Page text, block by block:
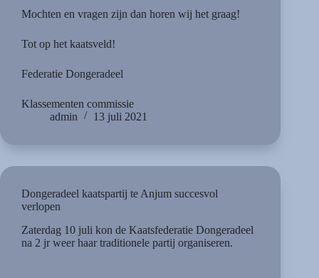
Mochten en vragen zijn dan horen wij het graag!
Tot op het kaatsveld!
Federatie Dongeradeel
Klassementen commissie
admin
13 juli 2021
Dongeradeel kaatspartij te Anjum succesvol
verlopen
Zaterdag 10 juli kon de Kaatsfederatie Dongeradeel
na 2 jr weer haar traditionele partij organiseren.